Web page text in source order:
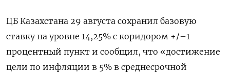
ЦБ Казахстана 29 августа сохранил базовую
ставку на уровне 14,25% с коридором +/–1
процентный пункт и сообщил, что «достижение
цели по инфляции в 5% в среднесрочной